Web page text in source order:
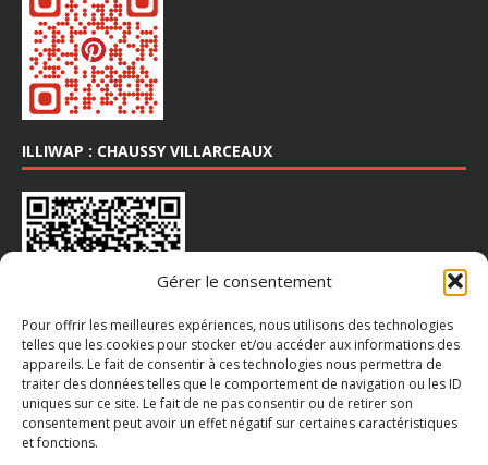
Gérer le consentement
Pour offrir les meilleures expériences, nous utilisons des technologies
telles que les cookies pour stocker et/ou accéder aux informations des
appareils. Le fait de consentir à ces technologies nous permettra de
traiter des données telles que le comportement de navigation ou les ID
uniques sur ce site. Le fait de ne pas consentir ou de retirer son
consentement peut avoir un effet négatif sur certaines caractéristiques
et fonctions.
ILLIWAP : CHAUSSY VILLARCEAUX
INSTA : @CHAUSSY_VILLARCEAUX